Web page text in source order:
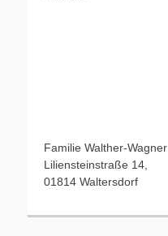
Familie Walther-Wagner
Liliensteinstraße 14,
01814 Waltersdorf